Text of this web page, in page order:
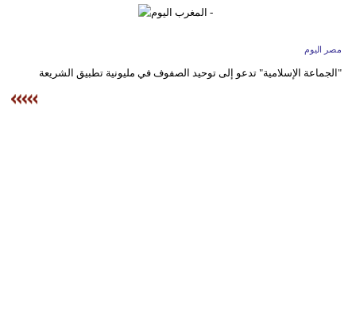
ديكور
مصر اليوم
"الجماعة الإسلامية" تدعو إلى توحيد الصفوف في مليونية تطبيق الشريعة